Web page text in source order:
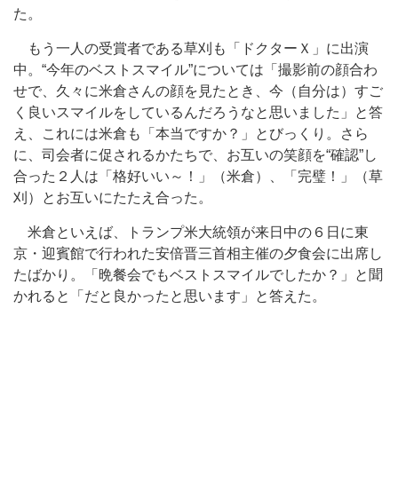
た。
もう一人の受賞者である草刈も「ドクターＸ」に出演
中。“今年のベストスマイル”については「撮影前の顔合わ
せで、久々に米倉さんの顔を見たとき、今（自分は）すご
く良いスマイルをしているんだろうなと思いました」と答
え、これには米倉も「本当ですか？」とびっくり。さら
に、司会者に促されるかたちで、お互いの笑顔を“確認”し
合った２人は「格好いい～！」（米倉）、「完璧！」（草
刈）とお互いにたたえ合った。
米倉といえば、トランプ米大統領が来日中の６日に東
京・迎賓館で行われた安倍晋三首相主催の夕食会に出席し
たばかり。「晩餐会でもベストスマイルでしたか？」と聞
かれると「だと良かったと思います」と答えた。